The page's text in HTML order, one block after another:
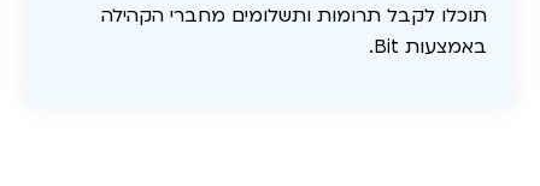
תוכלו לקבל תרומות ותשלומים מחברי הקהילה
באמצעות Bit.